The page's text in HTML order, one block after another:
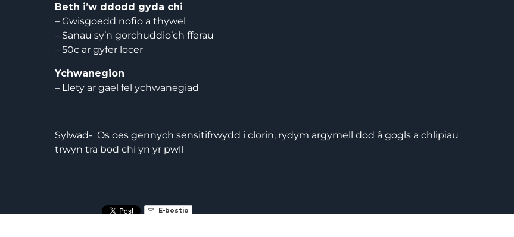
Beth i’w ddodd gyda chi
– Gwisgoedd nofio a thywel
– Sanau sy’n gorchuddio’ch fferau
– 50c ar gyfer locer
Ychwanegion
– Llety ar gael fel ychwanegiad
Sylwad- Os oes gennych sensitifrwydd i clorin, rydym argymell dod â gogls a chlipiau
trwyn tra bod chi yn yr pwll
E-bostio